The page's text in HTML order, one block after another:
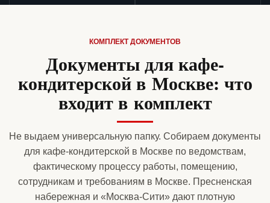
КОМПЛЕКТ ДОКУМЕНТОВ
Документы для кафе-
кондитерской в Москве: что
входит в комплект
Не выдаем универсальную папку. Собираем документы
для кафе-кондитерской в Москве по ведомствам,
фактическому процессу работы, помещению,
сотрудникам и требованиям в Москве. Пресненская
набережная и «Москва-Сити» дают плотную